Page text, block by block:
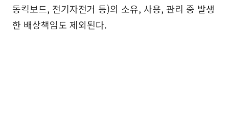
동킥보드, 전기자전거 등)의 소유, 사용, 관리 중 발생
한 배상책임도 제외된다.